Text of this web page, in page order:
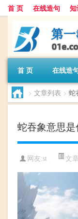
首 页 在线造句
首 页 在线造
> 文章列表 > 蛇
蛇吞象意思
网友:st 文